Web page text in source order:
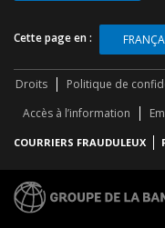
Cette page en :
Droits Politique de
Accès à l’information
COURRIERS FRAUDULEUX